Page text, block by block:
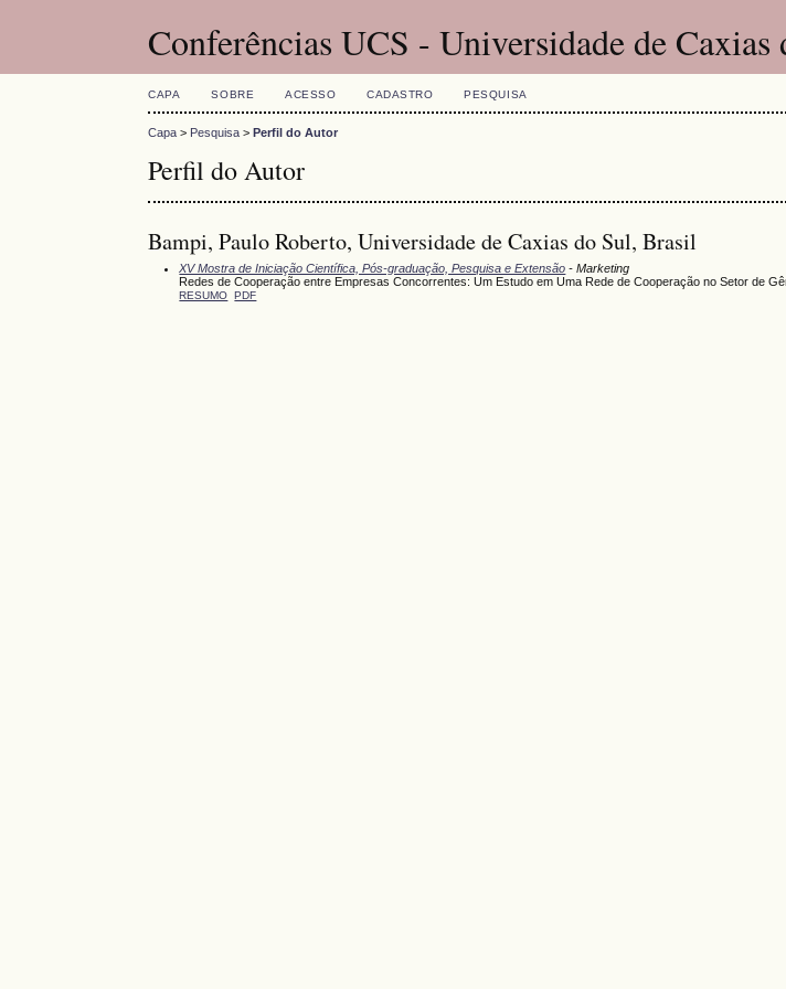
Conferências UCS - Universidade de Caxias
CAPA SOBRE ACESSO CADASTRO PESQUISA
Capa > Pesquisa >Perfil do Autor
Perfil do Autor
Bampi, Paulo Roberto, Universidade de Caxias do Sul, Brasil
XV Mostra de Iniciação Científica, Pós-graduação, Pesquisa e Extensão - Marketing
Redes de Cooperação entre Empresas Concorrentes: Um Estudo em Uma Rede de Cooperação no Setor de
RESUMO PDF